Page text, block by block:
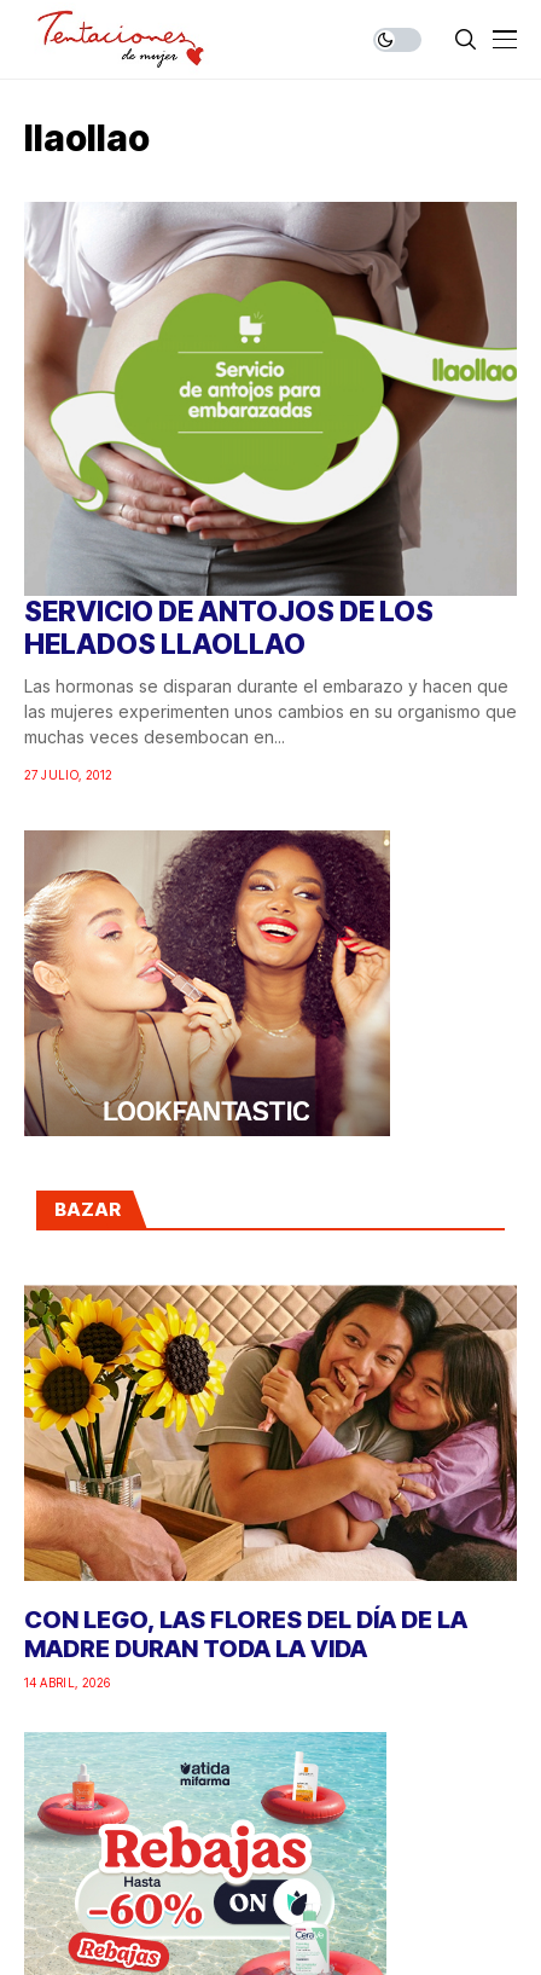
llaollao
SERVICIO DE ANTOJOS DE LOS
HELADOS LLAOLLAO
Las hormonas se disparan durante el embarazo y hacen que
las mujeres experimenten unos cambios en su organismo que
muchas veces desembocan en...
27 JULIO, 2012
BAZAR
CON LEGO, LAS FLORES DEL DÍA DE LA
MADRE DURAN TODA LA VIDA
14 ABRIL, 2026